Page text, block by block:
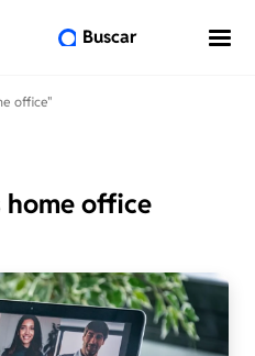
Buscar
office"
home office